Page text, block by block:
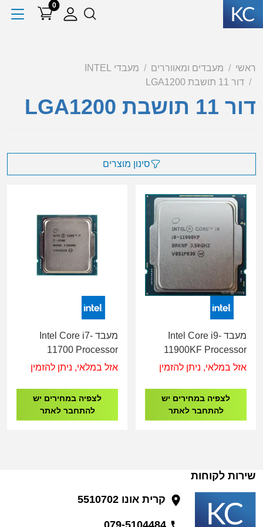
0
ראשי מעבדים ומאווררים
מעבדי INTEL
דור 11 תושבת LGA1200
דור 11 תושבת LGA1200
סינון מוצרים
מעבד Intel Core i9-
11900KF Processor
5.3GHz
אזל במלאי, ניתן להזמין
לצפיה במחירים יש
להתחבר לאתר
מעבד Intel Core i7-
11700 Processor
4.9GHz
אזל במלאי, ניתן להזמין
לצפיה במחירים יש
להתחבר לאתר
שירות לקוחות
קרית אונו 5510702